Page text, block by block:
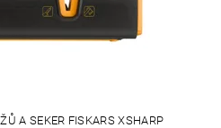
A SEKER FISKARS XSHARP